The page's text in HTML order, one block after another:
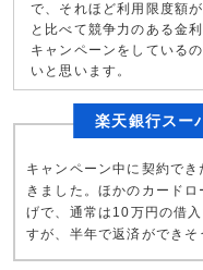
で、それほど利用限度額
と比べて競争力のある金
キャンペーンをしている
いと思います。
楽天銀行スー
キャンペーン中に契約で
きました。ほかのカード
げで、通常は10万円の借
すが、半年で返済ができそ